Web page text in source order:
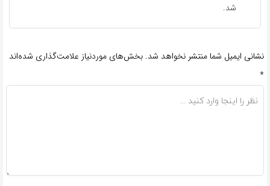
شد.
نشانی ایمیل شما منتشر نخواهد شد. بخش‌های موردنیاز علامت‌گذاری شده‌اند
*